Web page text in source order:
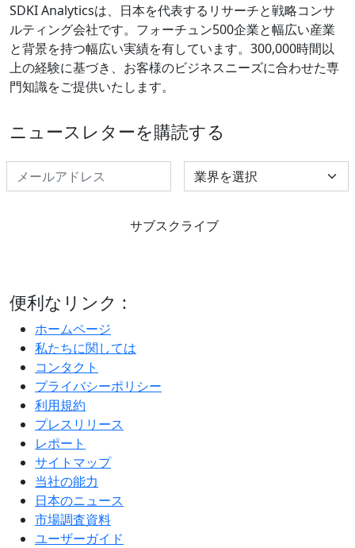
SDKI Analyticsは、日本を代表するリサーチと戦略コンサ
ルティング会社です。フォーチュン500企業と幅広い産業
と背景を持つ幅広い実績を有しています。300,000時間以
上の経験に基づき、お客様のビジネスニーズに合わせた専
門知識をご提供いたします。
ニュースレターを購読する
Select Industry
サブスクライブ
便利なリンク :
ホームページ
私たちに関しては
コンタクト
プライバシーポリシー
利用規約
プレスリリース
レポート
サイトマップ
当社の能力
日本のニュース
市場調査資料
ユーザーガイド